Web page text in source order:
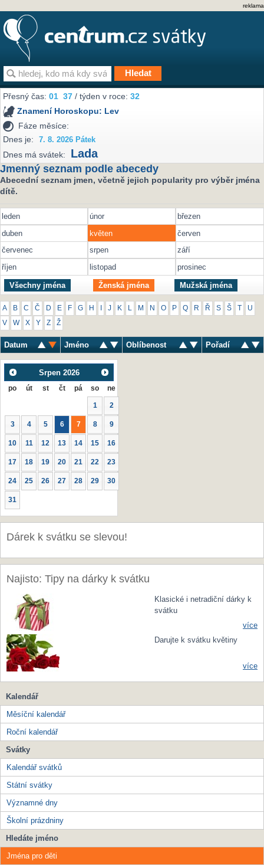
reklama
Přesný čas:01 37 / týden v roce:32
Znamení Horoskopu: Lev
Fáze měsíce:
Dnes je:
7. 8. 2026 Pátek
Dnes má svátek: Lada
Jmenný seznam podle abecedy
Abecední seznam jmen, včetně jejich popularity pro výběr jména
dítě.
leden únor
březen
duben
květen
červen
červenec
srpen
září
říjen
listopad prosinec
Všechny jména Ženská jména Mužská jména
A B C Č D E F G H J K M N O P Q R Ř S Š U
V W X Y Z Ž
Datum Jméno Oblíbenost Pořadí
Srpen 2026
po út st čt pá so ne
1 2
3 4 5 6 7 8 9
10 11 12 13 14 15 16
17 18 19 20 21 22 23
24 25 26 27 28 29 30
31
Dárek k svátku se slevou!
Najisto: Tipy na dárky k svátku
Klasické i netradiční dárky k
svátku
více
Darujte k svátku květiny
více
Kalendář
Měsíční kalendář
Roční kalendář
Svátky
Kalendář svátků
Státní svátky
Významné dny
Školní prázdniny
Hledáte jméno
Jména pro děti